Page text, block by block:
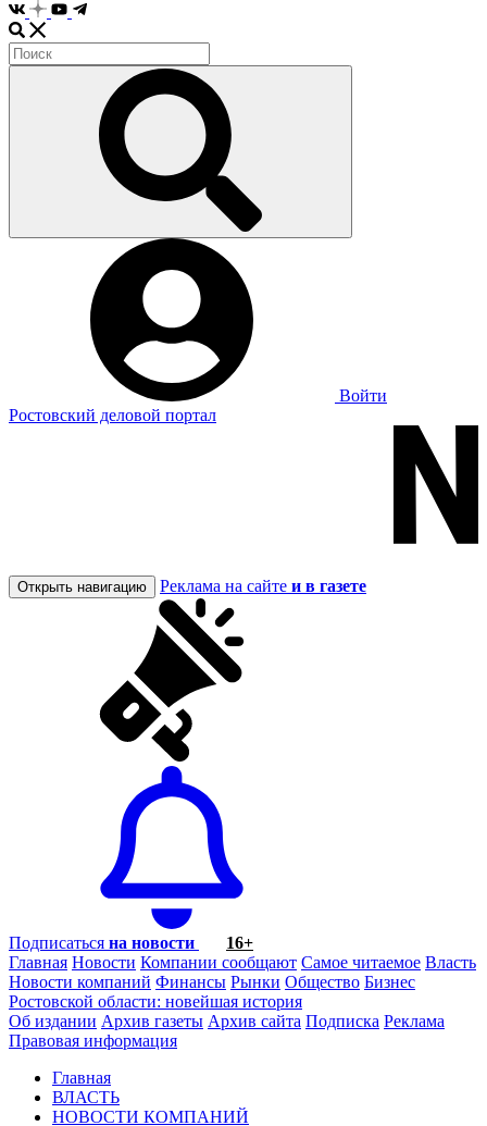
Войти
Ростовский деловой портал
Открыть навигацию Реклама на сайте и в газете
Подписаться на новости
16+
Главная Новости Компании сообщают Самое читаемое Власть
Новости компаний Финансы Рынки Общество Бизнес
Ростовской области: новейшая история
Об издании Архив газеты Архив сайта Подписка Реклама
Правовая информация
Главная
ВЛАСТЬ
НОВОСТИ КОМПАНИЙ